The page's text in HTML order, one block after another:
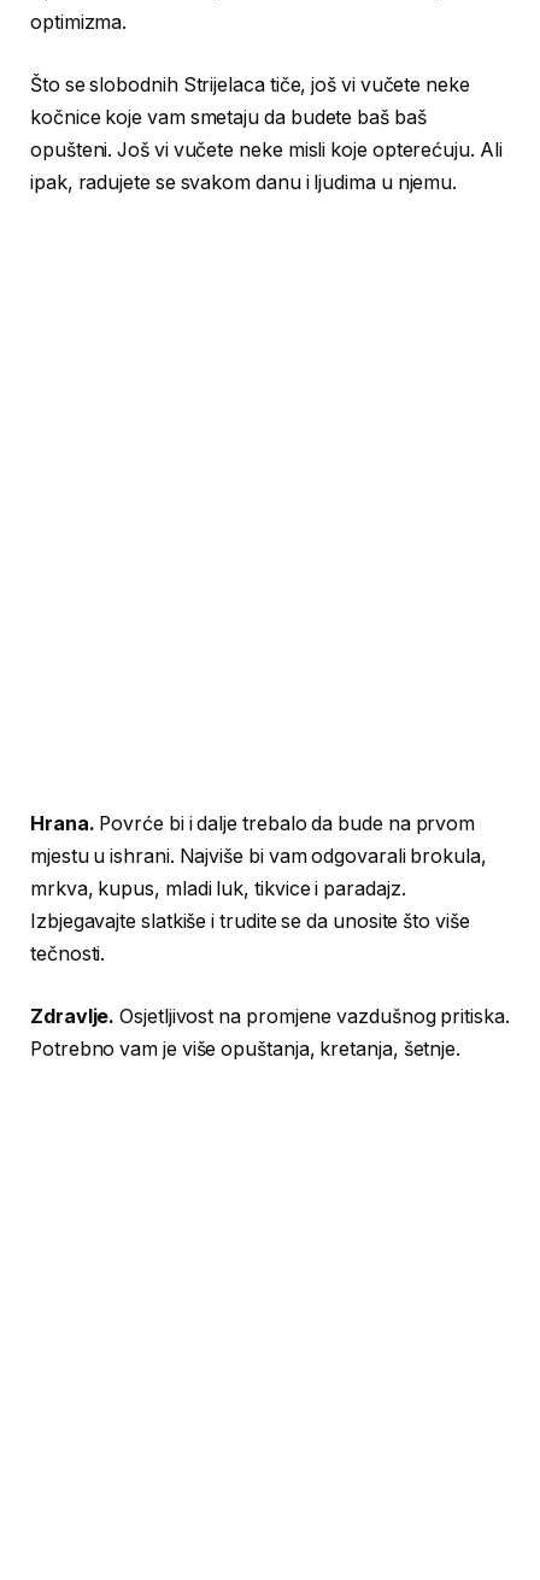
optimizma.
Što se slobodnih Strijelaca tiče, još vi vučete neke
kočnice koje vam smetaju da budete baš baš
opušteni. Još vi vučete neke misli koje opterećuju. Ali
ipak, radujete se svakom danu i ljudima u njemu.
Hrana. Povrće bi i dalje trebalo da bude na prvom
mjestu u ishrani. Najviše bi vam odgovarali brokula,
mrkva, kupus, mladi luk, tikvice i paradajz.
Izbjegavajte slatkiše i trudite se da unosite što više
tečnosti.
Zdravlje. Osjetljivost na promjene vazdušnog pritiska.
Potrebno vam je više opuštanja, kretanja, šetnje.